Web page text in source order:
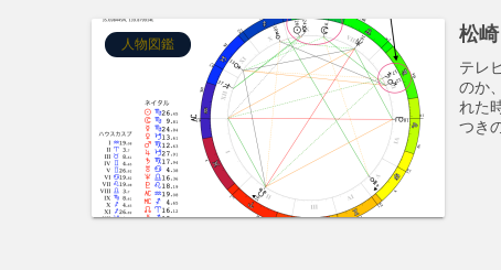
人物図鑑 松
テレ
のか
れた
つき